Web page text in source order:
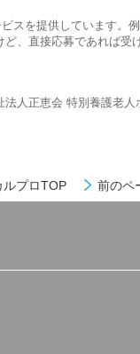
スを提供しています。
、直接応募であれば受
法人正恵会 特別養護老
ルプロTOP 前のペ